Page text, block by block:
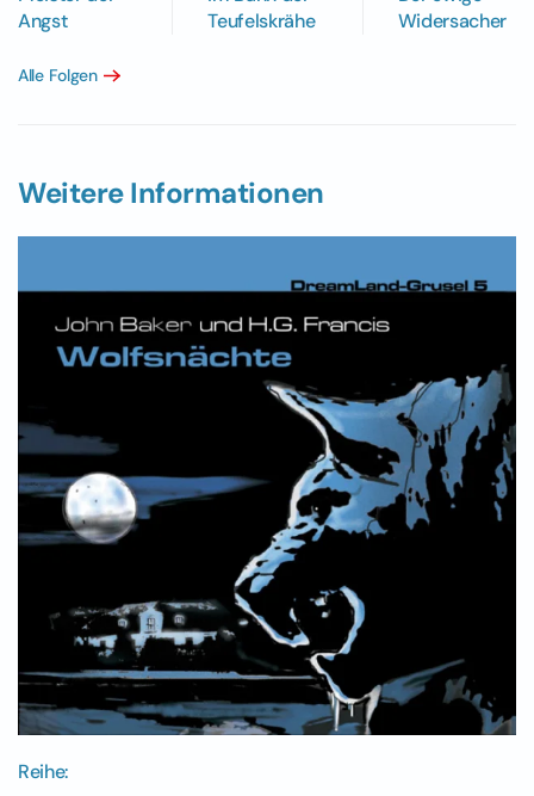
Angst
Teufelskrähe
Widersacher
Alle Folgen
Weitere Informationen
Reihe: